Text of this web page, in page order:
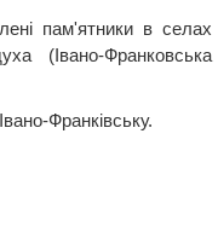
пам'ятники в селах
(Івано-Франковська
Франківську.